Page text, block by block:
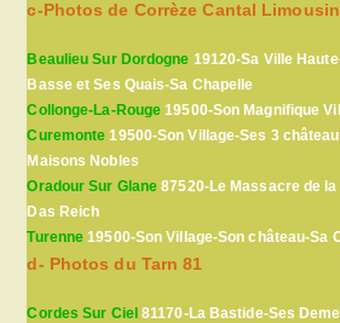
c-Photos de Corrèze Cantal Limousin
Beaulieu Sur Dordogne 19120-Sa Ville
Basse et Ses Quais-Sa Chapelle
Collonge-La-Rouge 19500-Son Magnifique
Curemonte 19500-Son Village-Ses 3
Maisons Nobles
Oradour Sur Glane 87520-Le Massacre de
Das Reich
Turenne 19500-Son Village-Son château-Sa
d- Photos du Tarn 81
Cordes Sur Ciel81170-La Bastide-Ses